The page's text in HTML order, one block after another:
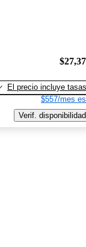
El precio incluye tasas
$557/mes
Verif. disponibilidad